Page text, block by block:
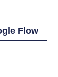
Flow